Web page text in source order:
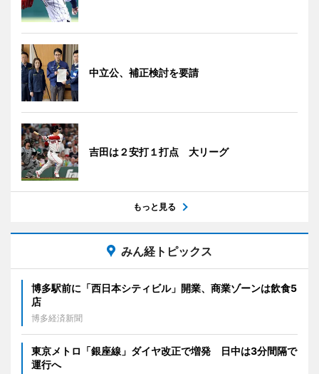
中立公、補正検討を要請
吉田は２安打１打点 大リーグ
もっと見る
みん経トピックス
博多駅前に「西日本シティビル」開業、商業ゾーンは飲食5
店
博多経済新聞
東京メトロ「銀座線」ダイヤ改正で増発 日中は3分間隔で
運行へ